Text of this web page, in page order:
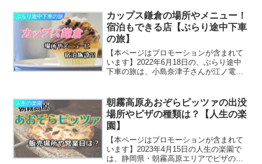
テイクアウト情報まで調べちゃいまし
た！ショーグン...
ぶらり途中下車の旅
カップス鎌倉の場所やメニュー！
宿泊もできる店【ぶらり途中下車
の旅】
【本ページはプロモーションが含まれて
います】2022年6月18日の、ぶらり途中
下車の旅は、小島奈津子さんが江ノ電を
ーキ専門店とは「CUPS kamakura(カッ
プス鎌...
人生の楽園
朝霧高原あおぞらピッツァの出没
場所やピザの種類は？【人生の楽
園】
【本ページはプロモーションが含まれて
います】2023年4月15日の人生の楽園で
は、静岡県・朝霧高原エリアでピザの移